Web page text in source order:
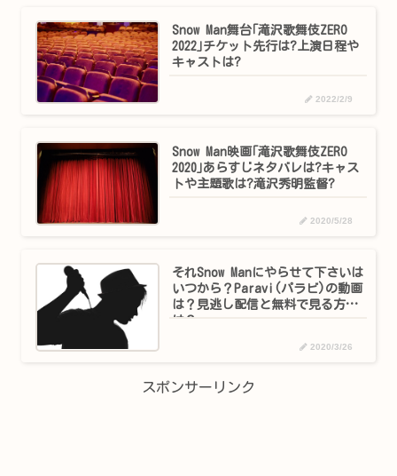
Snow Man舞台｢滝沢歌舞伎ZERO
2022｣チケット先行は?上演日程や
キャストは?
2022/2/9
Snow Man映画｢滝沢歌舞伎ZERO
2020｣あらすじネタバレは?キャス
トや主題歌は?滝沢秀明監督?
2020/5/28
それSnow Manにやらせて下さいは
いつから？Paravi(パラビ)の動画
は？見逃し配信と無料で見る方法
は？
2020/3/26
スポンサーリンク